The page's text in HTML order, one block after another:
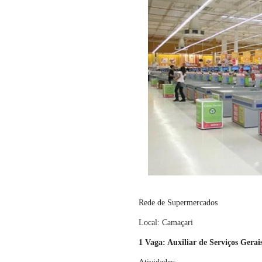
Rede de Supermercados
Local: Camaçari
1 Vaga: Auxiliar de Serviços